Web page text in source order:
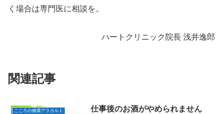
く場合は専門医に相談を。
ハートクリニック院長 浅井逸郎
関連記事
こころの健康アラカルト 仕事後のお酒がやめられません